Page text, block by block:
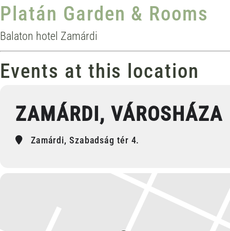
Platán Garden & Rooms
Balaton hotel Zamárdi
Events at this location
ZAMÁRDI, VÁROSHÁZA
Zamárdi, Szabadság tér 4.